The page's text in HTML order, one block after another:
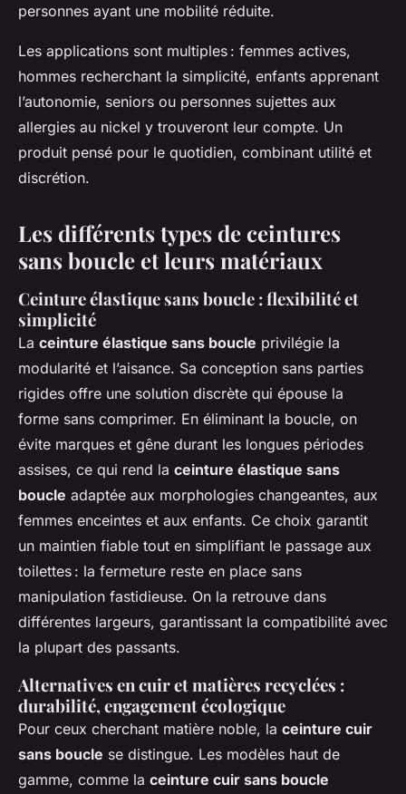
personnes ayant une mobilité réduite.
Les applications sont multiples : femmes actives,
hommes recherchant la simplicité, enfants apprenant
l’autonomie, seniors ou personnes sujettes aux
allergies au nickel y trouveront leur compte. Un
produit pensé pour le quotidien, combinant utilité et
discrétion.
Les différents types de ceintures
sans boucle et leurs matériaux
Ceinture élastique sans boucle : flexibilité et
simplicité
La ceinture élastique sans boucle privilégie la
modularité et l’aisance. Sa conception sans parties
rigides offre une solution discrète qui épouse la
forme sans comprimer. En éliminant la boucle, on
évite marques et gêne durant les longues périodes
assises, ce qui rend la ceinture élastique sans
boucle adaptée aux morphologies changeantes, aux
femmes enceintes et aux enfants. Ce choix garantit
un maintien fiable tout en simplifiant le passage aux
toilettes : la fermeture reste en place sans
manipulation fastidieuse. On la retrouve dans
différentes largeurs, garantissant la compatibilité avec
la plupart des passants.
Alternatives en cuir et matières recyclées :
durabilité, engagement écologique
Pour ceux cherchant matière noble, la ceinture cuir
sans boucle se distingue. Les modèles haut de
gamme, comme la ceinture cuir sans boucle